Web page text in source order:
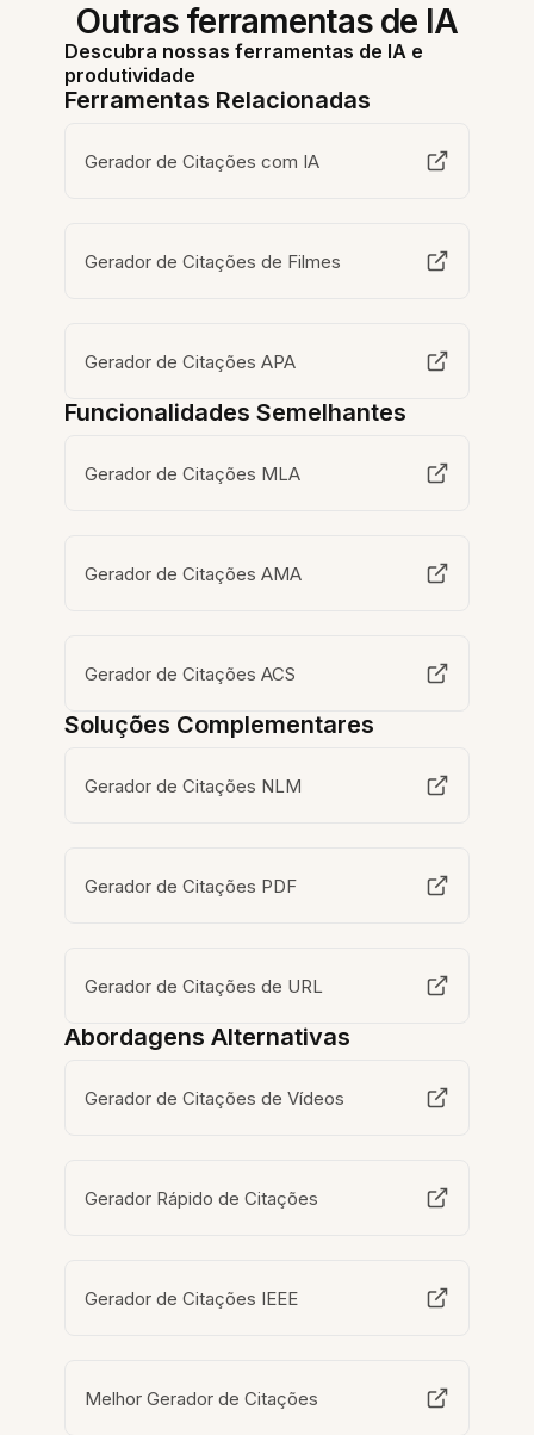
Outras ferramentas de IA
Descubra nossas ferramentas de IA e
produtividade
Ferramentas Relacionadas
Gerador de Citações com IA
Gerador de Citações de Filmes
Gerador de Citações APA
Funcionalidades Semelhantes
Gerador de Citações MLA
Gerador de Citações AMA
Gerador de Citações ACS
Soluções Complementares
Gerador de Citações NLM
Gerador de Citações PDF
Gerador de Citações de URL
Abordagens Alternativas
Gerador de Citações de Vídeos
Gerador Rápido de Citações
Gerador de Citações IEEE
Melhor Gerador de Citações